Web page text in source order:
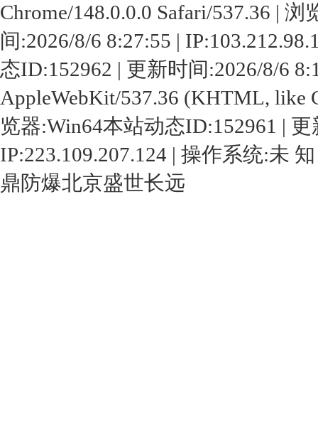
Chrome/148.0.0.0 Safari/537.36 |
间:2026/8/6 8:27:55 |
态ID:152962 | 更新时间:2026/8/6
AppleWebKit/537.36 (KHTML, like
览器:Win64本站动态ID:152961 |
IP:223.109.207.124 | 操作系统:未
鼎防爆北京盛世长远